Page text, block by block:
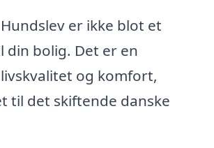
er ikke blot et
din bolig. Det er en
og komfort,
til det skiftende danske